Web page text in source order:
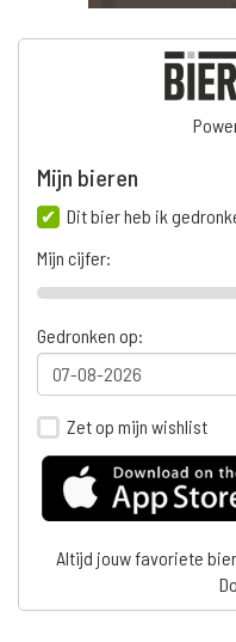
Mijn bieren
Dit bier heb ik
Mijn cijfer:
Gedronken op:
Zet op mijn wishlist
Altijd jouw favoriete